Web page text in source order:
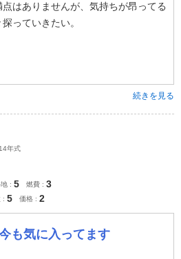
はありませんが、気持ちが昂ってる
っていきたい。
続きを見る
年式
5 燃費 3
5 価格 2
も気に入ってます